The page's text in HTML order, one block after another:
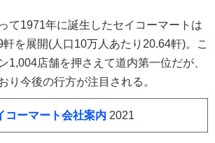
て1971年に誕生したセイコーマートは
を展開(人口10万人あたり20.64軒)。こ
1,004店舗を押さえて道内第一位だが、
り今後の行方が注目される。
コーマート会社案内 2021